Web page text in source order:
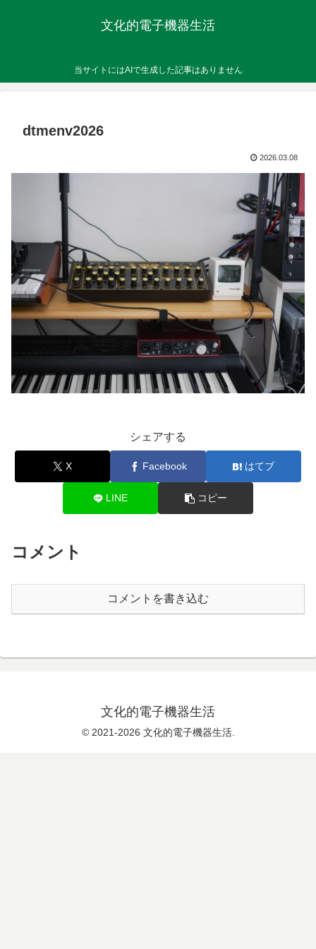
文化的電子機器生活
当サイトにはAIで生成した記事はありません
dtmenv2026
2026.03.08
シェアする
X Facebook はてブ
LINE コピー
コメント
コメントを書き込む
文化的電子機器生活
© 2021-2026 文化的電子機器生活.